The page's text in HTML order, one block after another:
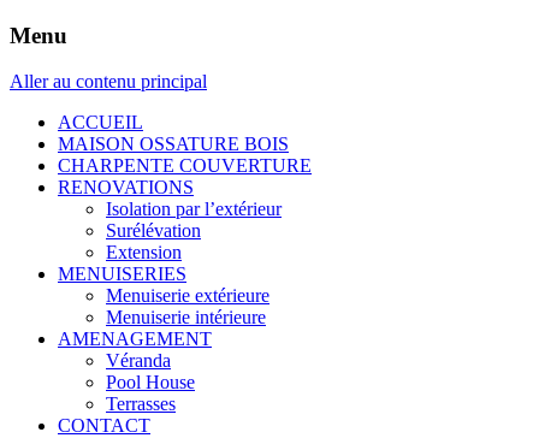
Menu
Aller au contenu principal
ACCUEIL
MAISON OSSATURE BOIS
CHARPENTE COUVERTURE
RENOVATIONS
Isolation par l’extérieur
Surélévation
Extension
MENUISERIES
Menuiserie extérieure
Menuiserie intérieure
AMENAGEMENT
Véranda
Pool House
Terrasses
CONTACT